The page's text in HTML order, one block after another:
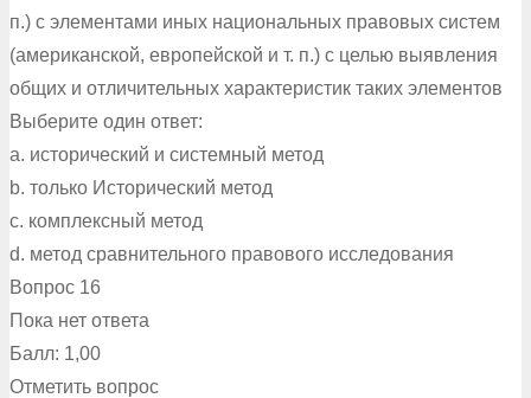
п.) с элементами иных национальных правовых систем
(американской, европейской и т. п.) с целью выявления
общих и отличительных характеристик таких элементов
Выберите один ответ:
a. исторический и системный метод
b. только Исторический метод
c. комплексный метод
d. метод сравнительного правового исследования
Вопрос 16
Пока нет ответа
Балл: 1,00
Отметить вопрос